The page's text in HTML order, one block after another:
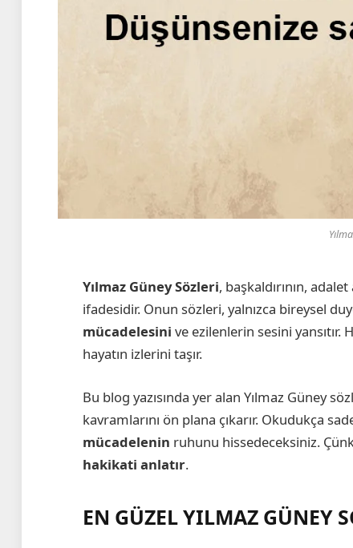
Yılmaz Güney Sözleri, başkaldırının,
ifadesidir. Onun sözleri, yalnızca bireysel
mücadelesini ve ezilenlerin sesini yansıtır.
hayatın izlerini taşır.
Bu blog yazısında yer alan Yılmaz Güney
kavramlarını ön plana çıkarır. Okudukça
mücadelenin ruhunu hissedeceksiniz.
hakikati anlatır.
EN GÜZEL YILMAZ GÜNEY